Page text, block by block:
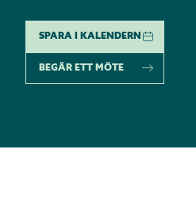
SPARA I KALENDERN
BEGÄR ETT MÖTE